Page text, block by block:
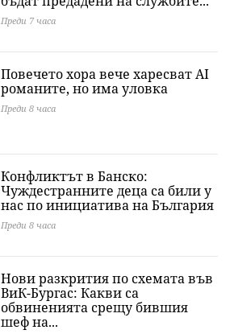
Преди 7 часа
Повечето хора вече харесват AI
романите, но има уловка
Преди 8 часа
Конфликтът в Банско:
Чуждестранните деца са били у
нас по инициатива на България
Преди 8 часа
Нови разкрития по схемата във
ВиК-Бургас: Какви са
обвиненията срещу бившия
шеф на...